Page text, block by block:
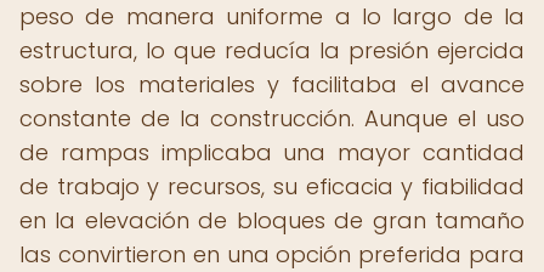
peso de manera uniforme a lo largo de la
estructura, lo que reducía la presión ejercida
sobre los materiales y facilitaba el avance
constante de la construcción. Aunque el uso
de rampas implicaba una mayor cantidad
de trabajo y recursos, su eficacia y fiabilidad
en la elevación de bloques de gran tamaño
las convirtieron en una opción preferida para